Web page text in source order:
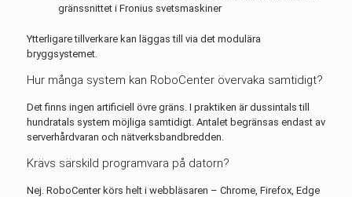
gränssnittet i Fronius svetsmaskiner
Ytterligare tillverkare kan läggas till via det modulära
bryggsystemet.
Hur många system kan RoboCenter övervaka samtidigt?
Det finns ingen artificiell övre gräns. I praktiken är dussintals till
hundratals system möjliga samtidigt. Antalet begränsas endast av
serverhårdvaran och nätverksbandbredden.
Krävs särskild programvara på datorn?
Nej. RoboCenter körs helt i webbläsaren – Chrome, Firefox, Edge